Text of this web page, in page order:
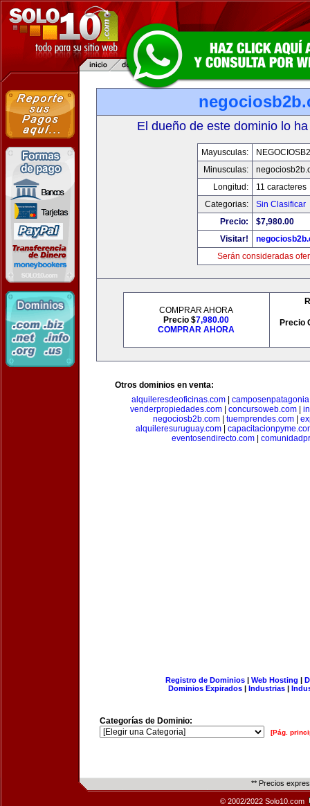
El dueño de este dominio lo
Mayusculas:
Minusculas:
Longitud:
11 caracteres
Categorias:
Sin Clasificar
Precio:
$7,980.00
Visitar!
Serán consideradas
COMPRAR AHORA
Precio $7,980.00
COMPRAR AHORA
Precio
Otros dominios en venta:
alquileresdeoficinas.com
venderpropiedades.com
concursoweb.com
negociosb2b.com| tuemprendes.com|
alquileresuruguay.com
eventosendirecto.com|
Registro de Dominios| Web Hosting |
Dominios Expirados | Industrias |
Categorías de Dominio:
[Pág.
** Precios
© 2002/2022 Solo10.com